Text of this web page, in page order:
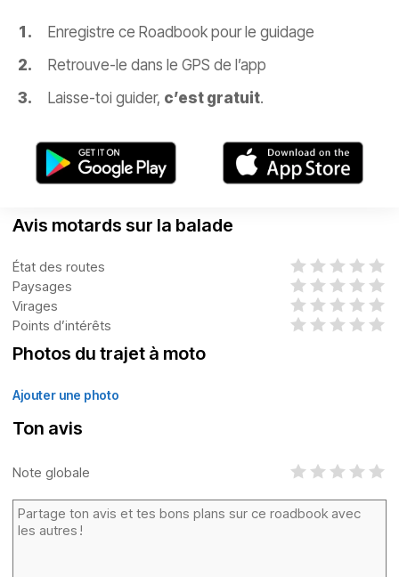
Enregistre ce Roadbook pour le guidage
Retrouve-le dans le GPS de l’app
Laisse-toi guider, c’est gratuit.
Avis motards sur la balade
État des routes
Paysages
Virages
Points d’intérêts
Photos du trajet à moto
Ajouter une photo
Ton avis
Note globale